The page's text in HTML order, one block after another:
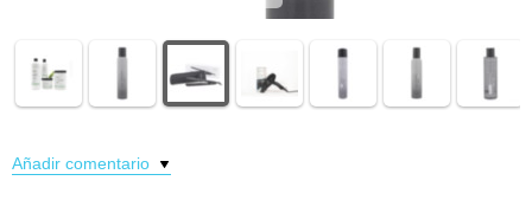
Añadir comentario